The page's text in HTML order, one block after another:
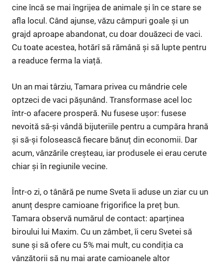
cine încă se mai îngrijea de animale și în ce stare se
afla locul. Când ajunse, văzu câmpuri goale și un
grajd aproape abandonat, cu doar douăzeci de vaci.
Cu toate acestea, hotărî să rămână și să lupte pentru
a readuce ferma la viață.
Un an mai târziu, Tamara privea cu mândrie cele
optzeci de vaci pășunând. Transformase acel loc
într-o afacere prosperă. Nu fusese ușor: fusese
nevoită să-și vândă bijuteriile pentru a cumpăra hrană
și să-și folosească fiecare bănuț din economii. Dar
acum, vânzările creșteau, iar produsele ei erau cerute
chiar și în regiunile vecine.
Într-o zi, o tânără pe nume Sveta îi aduse un ziar cu un
anunț despre camioane frigorifice la preț bun.
Tamara observă numărul de contact: aparținea
biroului lui Maxim. Cu un zâmbet, îi ceru Svetei să
sune și să ofere cu 5% mai mult, cu condiția ca
vânzătorii să nu mai arate camioanele altor